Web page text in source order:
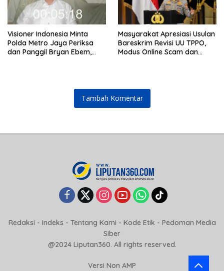
Visioner Indonesia Minta
Polda Metro Jaya Periksa
dan Panggil Bryan Ebem,
Masyarakat Apresiasi Usulan
Bareskrim Revisi UU TPPO,
Modus Online Scam dan
Tambah Komentar
Redaksi - Indeks - Tentang Kami - Kode Etik - Pedoman Media
Siber
@2024 Liputan360. All rights reserved.
Versi Non AMP